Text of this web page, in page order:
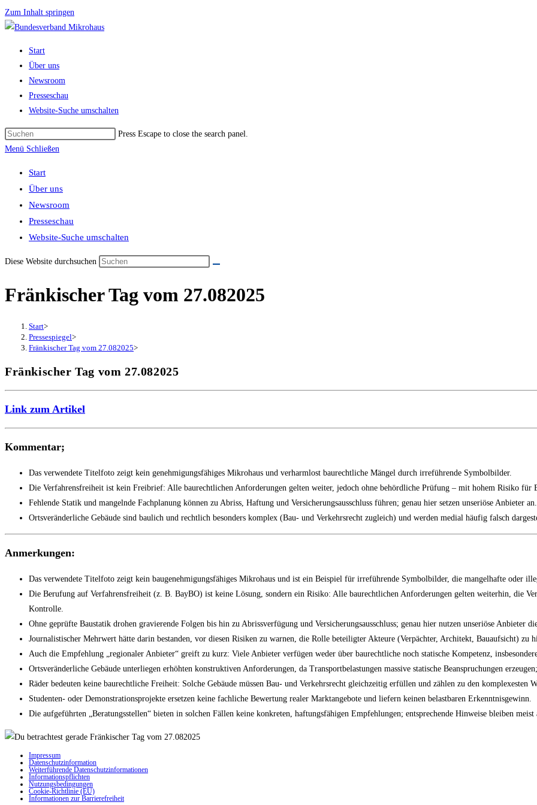
Zum Inhalt springen
Start
Über uns
Newsroom
Presseschau
Website-Suche umschalten
Press Escape to close the search panel.
Menü Schließen
Start
Über uns
Newsroom
Presseschau
Website-Suche umschalten
Diese Website durchsuchen
Fränkischer Tag vom 27.082025
Start>
Pressespiegel>
Fränkischer Tag vom 27.082025>
Fränkischer Tag vom 27.082025
Link zum Artikel
Kommentar;
Das verwendete Titelfoto zeigt kein genehmigungsfähiges Mikrohaus und verharmlost baurechtliche Mängel durch irreführende Symbolbilder.
Die Verfahrensfreiheit ist kein Freibrief: Alle baurechtlichen Anforderungen gelten weiter, jedoch ohne behördliche Prüfung – mit hohem Risiko für
Fehlende Statik und mangelnde Fachplanung können zu Abriss, Haftung und Versicherungsausschluss führen; genau hier setzen unseriöse Anbieter an.
Ortsveränderliche Gebäude sind baulich und rechtlich besonders komplex (Bau- und Verkehrsrecht zugleich) und werden medial häufig falsch
Anmerkungen:
Das verwendete Titelfoto zeigt kein baugenehmigungsfähiges Mikrohaus und ist ein Beispiel für irreführende Symbolbilder, die mangelhafte oder
Die Berufung auf Verfahrensfreiheit (z. B. BayBO) ist keine Lösung, sondern ein Risiko: Alle baurechtlichen Anforderungen gelten weiterhin, die
Kontrolle.
Ohne geprüfte Baustatik drohen gravierende Folgen bis hin zu Abrissverfügung und Versicherungsausschluss; genau hier nutzen unseriöse Anbieter
Journalistischer Mehrwert hätte darin bestanden, vor diesen Risiken zu warnen, die Rolle beteiligter Akteure (Verpächter, Architekt, Bauaufsicht) zu
Auch die Empfehlung „regionaler Anbieter“ greift zu kurz: Viele Anbieter verfügen weder über baurechtliche noch statische Kompetenz,
Ortsveränderliche Gebäude unterliegen erhöhten konstruktiven Anforderungen, da Transportbelastungen massive statische Beanspruchungen
Räder bedeuten keine baurechtliche Freiheit: Solche Gebäude müssen Bau- und Verkehrsrecht gleichzeitig erfüllen und zählen zu den komplexesten
Studenten- oder Demonstrationsprojekte ersetzen keine fachliche Bewertung realer Marktangebote und liefern keinen belastbaren Erkenntnisgewinn.
Die aufgeführten „Beratungsstellen“ bieten in solchen Fällen keine konkreten, haftungsfähigen Empfehlungen; entsprechende Hinweise bleiben
Impressum
Datenschutzinformation
Weiterführende Datenschutzinformationen
Informationspflichten
Nutzungsbedingungen
Cookie-Richtlinie (EU)
Informationen zur Barrierefreiheit